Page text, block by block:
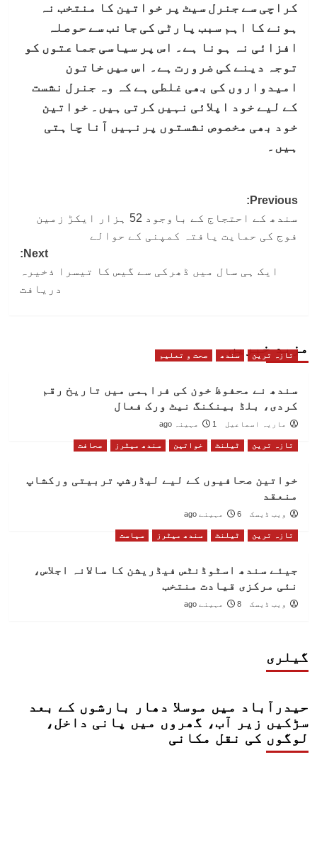
کراچی سے جنرل سیٹ پر خواتین کا منتخب نہ
ہونے کا اہم سبب پارٹی کی جانب سے حوصلہ
افزائی نہ ہونا ہے۔ اس پر سیاسی جماعتوں کو
توجہ دینے کی ضرورت ہے۔ اس میں خاتون
امیدواروں کی بھی غلطی ہے کہ وہ جنرل نشست
کے لیے خود اپلائی نہیں کرتی ہیں۔ خواتین
خود بھی مخصوص نشستوں پرنہیں آنا چاہتی
ہیں۔
Post
navigation
Previous:
سندھ کے احتجاج کے باوجود 52 ہزار ایکڑ زمین
فوج کی حمایت یافتہ کمپنی کے حوالے
Next:
ایک ہی سال میں ڈھرکی سے گیس کا تیسرا ذخیرہ
دریافت
مزید خبریں
تازہ ترین سندھ صحت و تعلیم
سندھ نے محفوظ خون کی فراہمی میں تاریخ رقم
کردی، بلڈ بینکنگ نیٹ ورک فعال
ماریہ اسماعیل 1 مہینہ ago
تازہ ترین ٹیلنٹ خواتین سندھ میٹرز صحافت
خواتین صحافیوں کے لیے لیڈرشپ تربیتی ورکشاپ
منعقد
ویب ڈیسک 6 مہینے ago
تازہ ترین ٹیلنٹ سندھ میٹرز سیاست
جیئے سندھ اسٹوڈنٹس فیڈریشن کا سالانہ اجلاس،
نئی مرکزی قیادت منتخب
ویب ڈیسک 8 مہینے ago
گیلری
حیدرآباد میں موسلا دھار بارشوں کے بعد
سڑکیں زیر آب، گھروں میں پانی داخل،
لوگوں کی نقل مکانی